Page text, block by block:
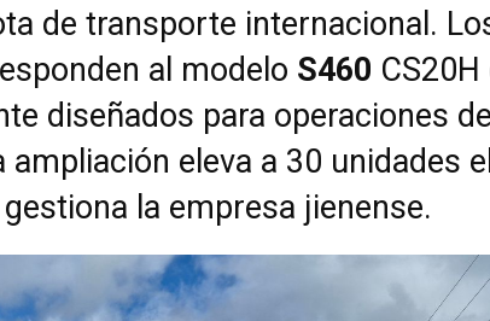
de transporte internacional.
al modelo S460
diseñados para operaciones
ampliación eleva a 30 unidades
la empresa jienense.